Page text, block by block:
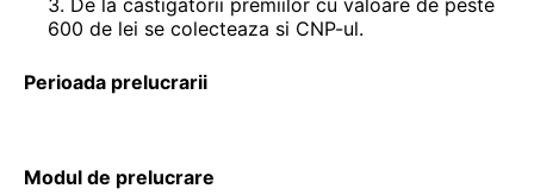
De la castigatorii premiilor cu valoare de peste
600 de lei se colecteaza si CNP-ul.
Perioada prelucrarii
Modul de prelucrare